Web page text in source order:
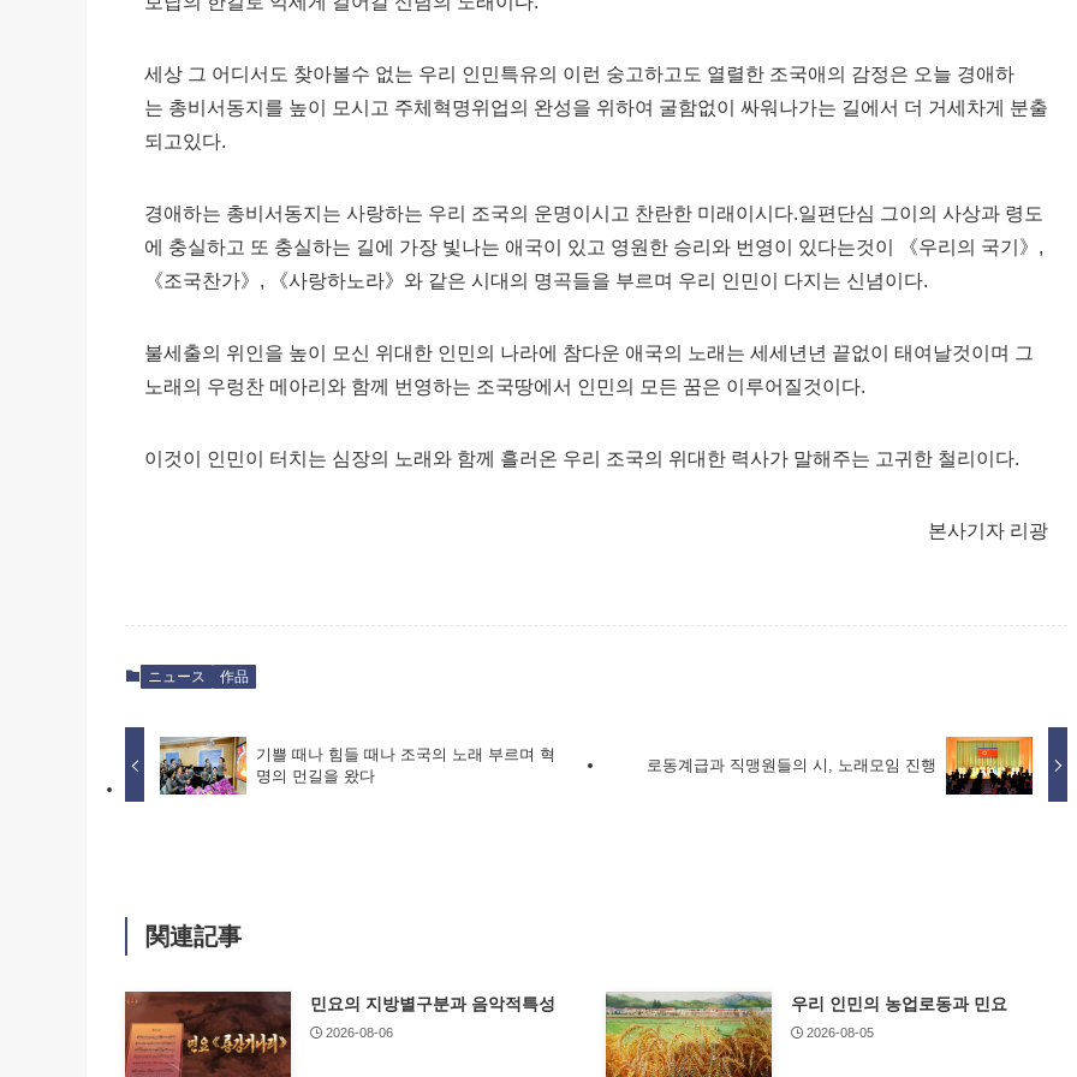
세상 그 어디서도 찾아볼수 없는 우리 인민특유의 이런 숭고하고도 열렬한 조국애의 감정은 오늘 경애하
는 총비서동지를 높이 모시고 주체혁명위업의 완성을 위하여 굴함없이 싸워나가는 길에서 더 거세차게 분출
되고있다.
경애하는 총비서동지는 사랑하는 우리 조국의 운명이시고 찬란한 미래이시다.일편단심 그이의 사상과 령도
에 충실하고 또 충실하는 길에 가장 빛나는 애국이 있고 영원한 승리와 번영이 있다는것이 《우리의 국기》,
《조국찬가》, 《사랑하노라》와 같은 시대의 명곡들을 부르며 우리 인민이 다지는 신념이다.
불세출의 위인을 높이 모신 위대한 인민의 나라에 참다운 애국의 노래는 세세년년 끝없이 태여날것이며 그
노래의 우렁찬 메아리와 함께 번영하는 조국땅에서 인민의 모든 꿈은 이루어질것이다.
이것이 인민이 터치는 심장의 노래와 함께 흘러온 우리 조국의 위대한 력사가 말해주는 고귀한 철리이다.
본사기자 리광
ニュース 作品
기쁠 때나 힘들 때나 조국의 노래 부르며 혁
명의 먼길을 왔다
로동계급과 직맹원들의 시, 노래모임 진행
関連記事
민요의 지방별구분과 음악적특성
2026-08-06
우리 인민의 농업로동과 민요
2026-08-05